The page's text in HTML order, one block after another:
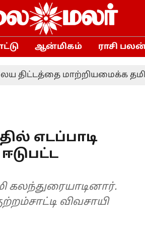
ஆன்மிகம் ராசி
மாற்றியமைக்க
எடப்பாடி
கலந்துரையாடினார்.
விவசாயி